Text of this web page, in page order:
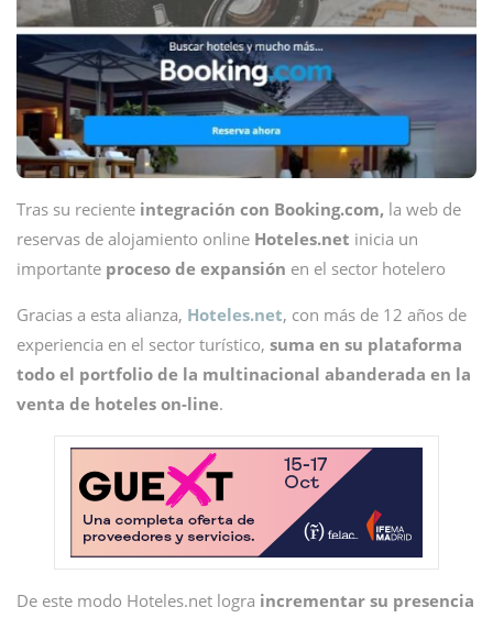
Tras su reciente integración con Booking.com, la web de
reservas de alojamiento online Hoteles.net inicia un
importante proceso de expansión en el sector hotelero
Gracias a esta alianza, Hoteles.net, con más de 12 años de
experiencia en el sector turístico, suma en su plataforma
todo el portfolio de la multinacional abanderada en la
venta de hoteles on-line.
De este modo Hoteles.net logra incrementar su presencia